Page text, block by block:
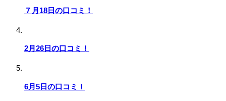
７月18日の口コミ！
2月26日の口コミ！
6月5日の口コミ！